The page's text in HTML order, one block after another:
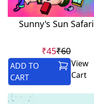
Sunny's Sun Safari
₹45₹60
ADD TO
CART
View
Cart